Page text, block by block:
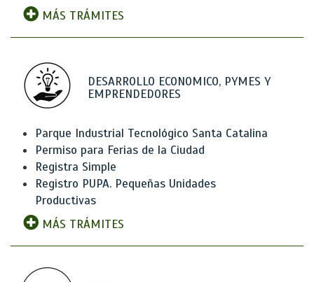
MÁS TRÁMITES
DESARROLLO ECONOMICO, PYMES Y
EMPRENDEDORES
Parque Industrial Tecnológico Santa Catalina
Permiso para Ferias de la Ciudad
Registra Simple
Registro PUPA. Pequeñas Unidades
Productivas
MÁS TRÁMITES